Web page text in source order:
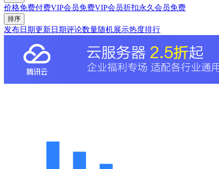
价格免费付费VIP会员免费VIP会员折扣永久会员免费
排序
发布日期更新日期评论数量随机展示热度排行